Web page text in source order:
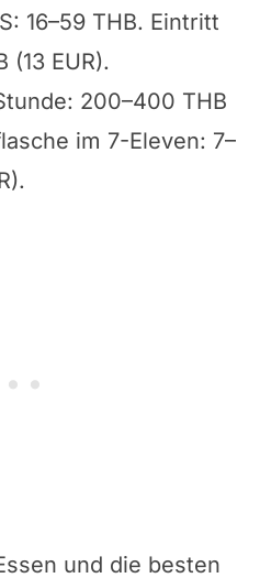
16–59 THB. Eintritt
(13 EUR).
200–400 THB
im 7-Eleven: 7–
und die besten